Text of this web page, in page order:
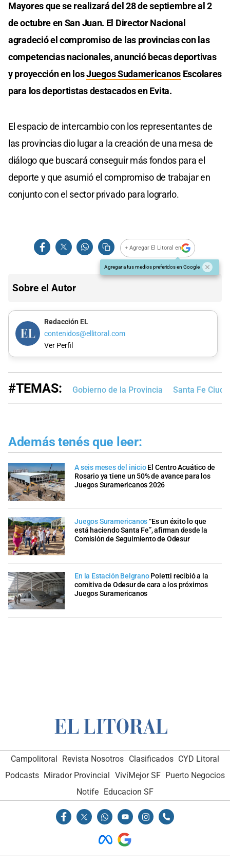
Mayores que se realizará del 28 de septiembre al 2
de octubre en San Juan. El Director Nacional
agradeció el compromiso de las provincias con las
competencias nacionales, anunció becas deportivas
y proyección en losJuegos Sudamericanos Escolares
para los deportistas destacados en Evita.
El espacio de intercambio con los representantes de
las provincias dio lugar a la creación de una mesa de
diálogo que buscará conseguir más fondos para el
deporte y que asumió el compromiso de trabajar en
conjunto con el sector privado para lograrlo.
+ Agregar El Litoral en
Agregar a tus medios preferidos en Google
Sobre el Autor
Redacción EL
contenidos@ellitoral.com
Ver Perfil
#TEMAS: Gobierno de la Provincia Santa Fe
Además tenés que leer:
A seis meses del inicio El Centro Acuático de
Rosario ya tiene un 50% de avance para los
Juegos Suramericanos 2026
Juegos Suramericanos“Es un éxito lo que
está haciendo Santa Fe”, afirman desde la
Comisión de Seguimiento de Odesur
En la Estación Belgrano Poletti recibió a la
comitiva de Odesur de cara a los próximos
Juegos Suramericanos
Campolitoral Revista Nosotros Clasificados CYD Litoral
Podcasts Mirador Provincial VivíMejor SF Puerto Negocios
Notife Educacion SF